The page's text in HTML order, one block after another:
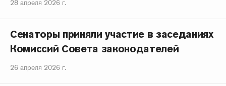
28 апреля 2026 г.
Сенаторы приняли участие в заседаниях
Комиссий Совета законодателей
26 апреля 2026 г.